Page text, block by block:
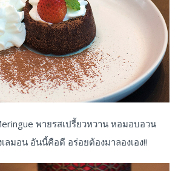
พายรสเปรี้ยวหวาน หอมอบอวน
ลมอน อันนี้คือดี อร่อยต้องมาลองเอง!!